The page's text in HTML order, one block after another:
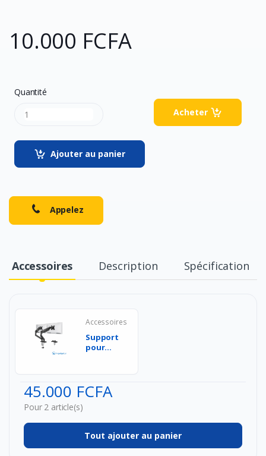
10.000 FCFA
Quantité
Ajouter au panier
Acheter
Appelez
Accessoires Description Spécification
Accessoires
Support
pour
piv...
45.000 FCFA
Pour 2 article(s)
Tout ajouter au panier